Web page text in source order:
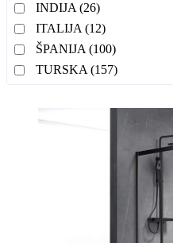
INDIJA (26)
ITALIJA (12)
ŠPANIJA (100)
TURSKA (157)